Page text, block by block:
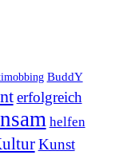
BuddY
erfolgreich
helfen
Kunst